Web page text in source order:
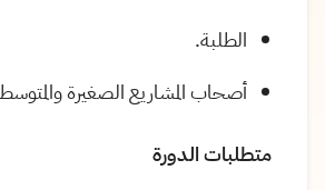
الطلبة.
أصحاب المشاريع الصغيرة
متطلبات الدورة